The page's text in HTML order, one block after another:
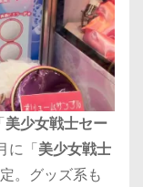
美少女戦士セー
に「美少女戦士
。グッズ系も